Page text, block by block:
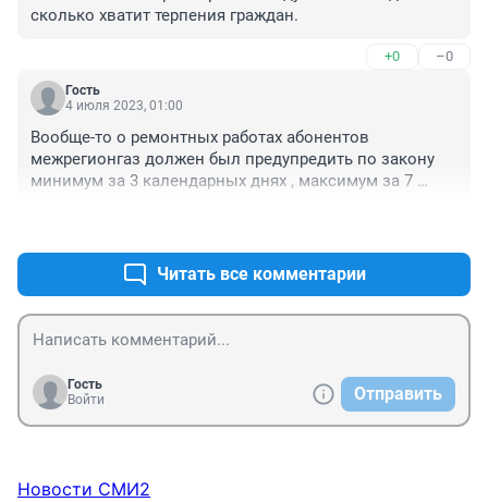
сколько хватит терпения граждан.
+0 –0
Гость
4 июля 2023, 01:00
Вообще-то о ремонтных работах абонентов
межрегионгаз должен был предупредить по закону
минимум за 3 календарных днях , максимум за 7
предупреждения - об'явления у подъезда. Вообще
этой компанией пора заняться прокуратуре.
Читать все комментарии
Гость
Войти
Отправить
Новости СМИ2